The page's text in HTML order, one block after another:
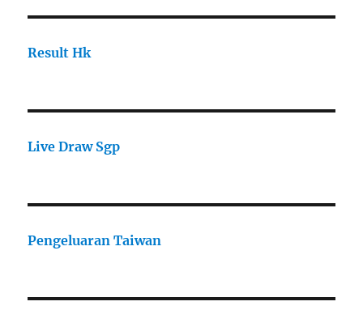
Result Hk
Live Draw Sgp
Pengeluaran Taiwan